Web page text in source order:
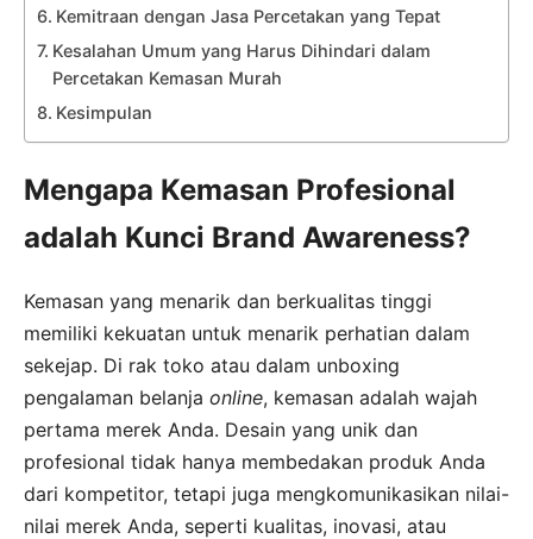
Kemitraan dengan Jasa Percetakan yang Tepat
Kesalahan Umum yang Harus Dihindari dalam
Percetakan Kemasan Murah
Kesimpulan
Mengapa Kemasan Profesional
adalah Kunci Brand Awareness?
Kemasan yang menarik dan berkualitas tinggi
memiliki kekuatan untuk menarik perhatian dalam
sekejap. Di rak toko atau dalam unboxing
pengalaman belanja online, kemasan adalah wajah
pertama merek Anda. Desain yang unik dan
profesional tidak hanya membedakan produk Anda
dari kompetitor, tetapi juga mengkomunikasikan nilai-
nilai merek Anda, seperti kualitas, inovasi, atau